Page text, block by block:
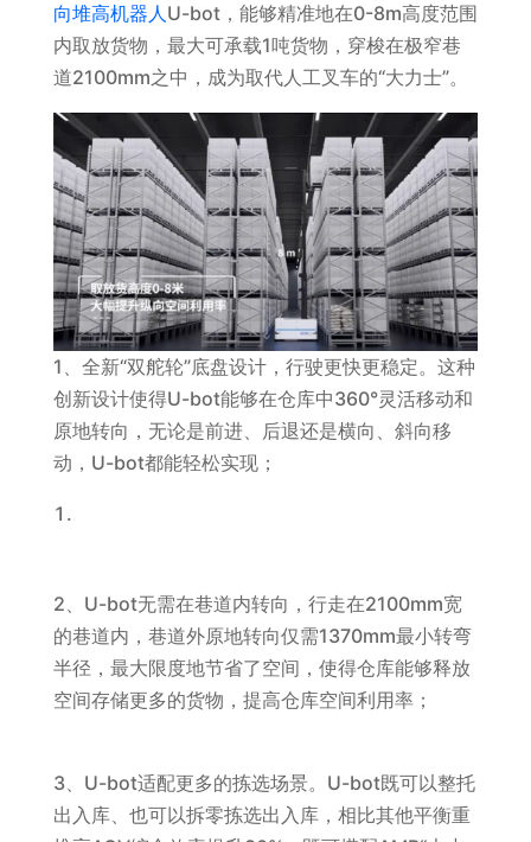
向堆高机器人U-bot，能够精准地在0-8m高度范围
内取放货物，最大可承载1吨货物，穿梭在极窄巷
道2100mm之中，成为取代人工叉车的“大力士”。
1、全新“双舵轮”底盘设计，行驶更快更稳定。这种
创新设计使得U-bot能够在仓库中360°灵活移动和
原地转向，无论是前进、后退还是横向、斜向移
动，U-bot都能轻松实现；
2、U-bot无需在巷道内转向，行走在2100mm宽
的巷道内，巷道外原地转向仅需1370mm最小转弯
半径，最大限度地节省了空间，使得仓库能够释放
空间存储更多的货物，提高仓库空间利用率；
3、U-bot适配更多的拣选场景。U-bot既可以整托
出入库、也可以拆零拣选出入库，相比其他平衡重